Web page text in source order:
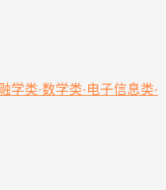
学类·数学类·电子信息类·